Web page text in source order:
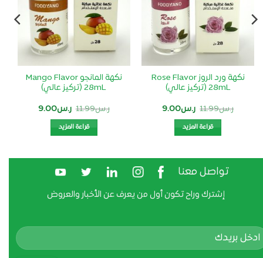
نكهة ورد الروز Rose Flavor
28mL (تركيز عالي)
ر.س11.99 السعر
الأصلي
هو:
ر.س11.99.
ر.س9.00السعر
قراءة المزيد
نكهة المانجو Mango Flavor
28mL (تركيز عالي)
ر.س11.99 السعر
الأصلي
هو:
ر.س11.99.
ر.س9.00السعر
قراءة المزيد
تواصل معنا
إشترك وراح تكون أول من يعرف عن الأخبار والعروض